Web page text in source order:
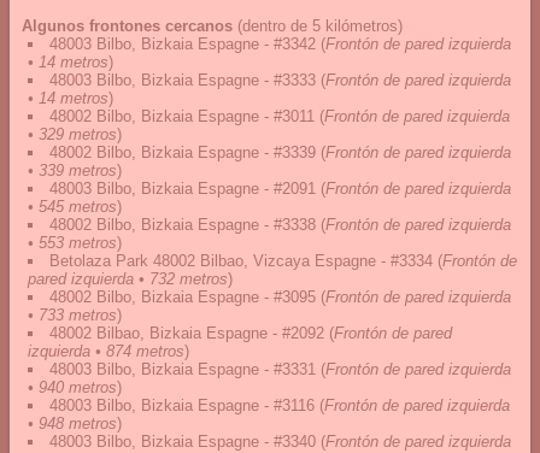
Algunos frontones cercanos (dentro de 5 kilómetros)
48003 Bilbo, Bizkaia Espagne - #3342 (Frontón de pared izquierda
• 14 metros)
48003 Bilbo, Bizkaia Espagne - #3333 (Frontón de pared izquierda
• 14 metros)
48002 Bilbo, Bizkaia Espagne - #3011 (Frontón de pared izquierda
• 329 metros)
48002 Bilbo, Bizkaia Espagne - #3339 (Frontón de pared izquierda
• 339 metros)
48003 Bilbo, Bizkaia Espagne - #2091 (Frontón de pared izquierda
• 545 metros)
48002 Bilbo, Bizkaia Espagne - #3338 (Frontón de pared izquierda
• 553 metros)
Betolaza Park 48002 Bilbao, Vizcaya Espagne - #3334 (Frontón de
pared izquierda • 732 metros)
48002 Bilbo, Bizkaia Espagne - #3095 (Frontón de pared izquierda
• 733 metros)
48002 Bilbao, Bizkaia Espagne - #2092 (Frontón de pared
izquierda • 874 metros)
48003 Bilbo, Bizkaia Espagne - #3331 (Frontón de pared izquierda
• 940 metros)
48003 Bilbo, Bizkaia Espagne - #3116 (Frontón de pared izquierda
• 948 metros)
48003 Bilbo, Bizkaia Espagne - #3340 (Frontón de pared izquierda